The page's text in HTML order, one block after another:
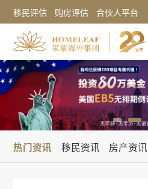
移民评估 购房评估 合伙人平台
热门资讯 移民资讯 房产资讯